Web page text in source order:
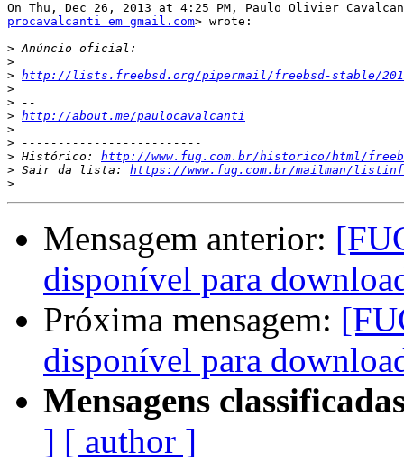
procavalcanti em gmail.com> wrote:
>
>
> http://lists.freebsd.org/pipermail/freebsd-stable/2013-
>
>
> http://about.me/paulocavalcanti
>
>
> Histórico: http://www.fug.com.br/historico/html/
> Sair da lista: https://www.fug.com.br/mailman/
>
Mensagem anterior:
disponível para
Próxima mensagem:
disponível para
Mensagens
] [ author ]